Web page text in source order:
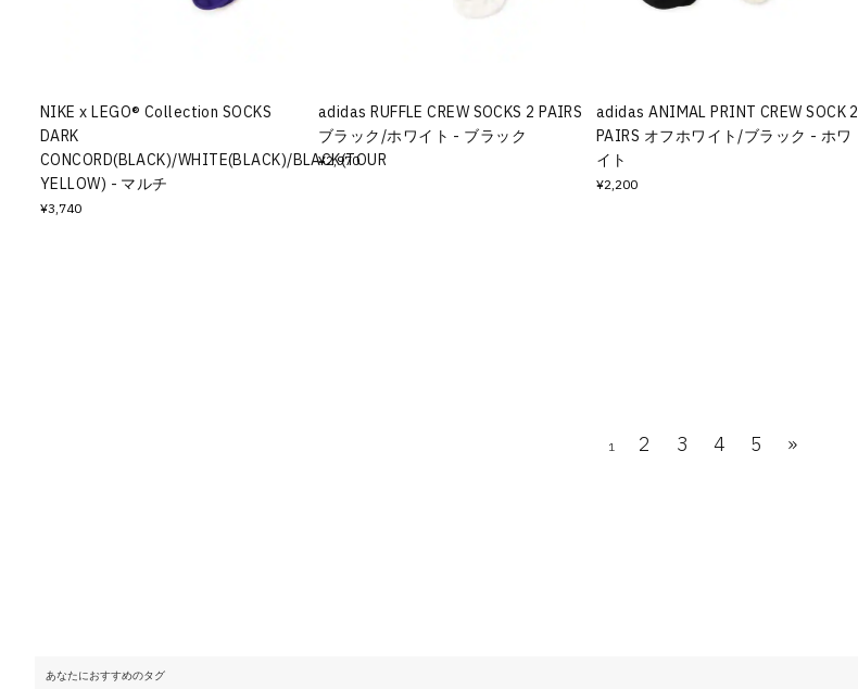
NIKE x LEGO® Collection SOCKS
DARK
CONCORD(BLACK)/WHITE(BLACK)/BLACK(TOUR
YELLOW) - マルチ
¥3,740
adidas RUFFLE CREW SOCKS 2 PAIRS
ブラック/ホワイト - ブラック
¥2,970
adidas ANIMAL PRINT CREW SOCK 2
PAIRS オフホワイト/ブラック - ホワ
イト
¥2,200
1 2 3 4 5 »
あなたにおすすめのタグ